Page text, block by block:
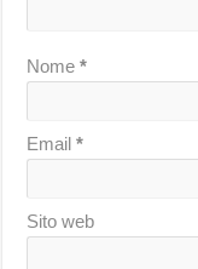
Nome*
Email*
Sito web